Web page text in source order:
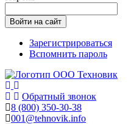
Зарегистрироваться
Вспомнить пароль
Обратный звонок
8 (800) 350-30-38
001@tehnovik.info